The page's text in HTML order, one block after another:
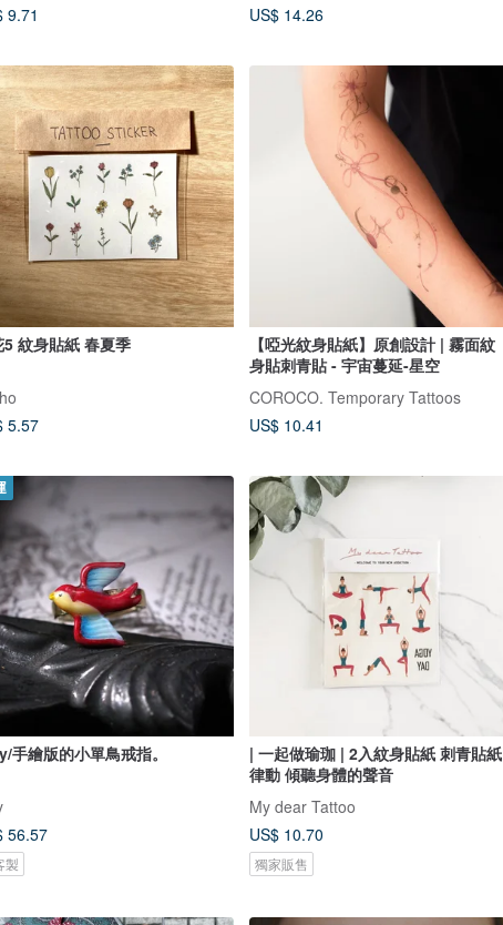
9.71
US$ 14.26
5 紋身貼紙 春夏季
5.57
【啞光紋身貼紙】原創設計 | 霧面紋
身貼刺青貼 - 宇宙蔓延-星空
COROCO. Temporary Tattoos
US$ 10.41
手繪版的小單鳥戒指。
56.57
製
| 一起做瑜珈 | 2入紋身貼紙 刺青貼紙
律動 傾聽身體的聲音
My dear Tattoo
US$ 10.70
獨家販售